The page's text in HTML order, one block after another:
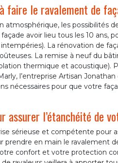
faire le ravalement de
atmosphérique, les possibilités
avoir lieu tous les 10
La rénovation de
La remise à neuf du
thermique et acoustique).
l’entreprise Artisan
nécessaires pour que votre
assurer l’étanchéité de
sérieuse et compétente pour
en main le ravalement
confort et votre protection